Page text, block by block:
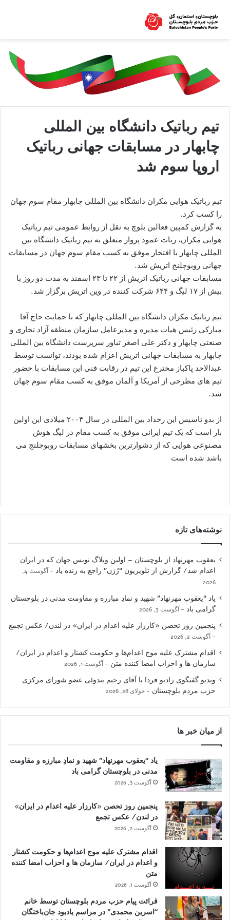
تیم رباتیک دانشگاه بین المللی
چابهار در مسابقات جهانی رباتیک
اروپا سوم شد
تیم رباتیک هوایی مکران دانشگاه بین المللی چابهار مقام سوم جهان
را کسب کرد.
به گزارش کمپین فعالین بلوچ به نقل از روابط عمومی تیم رباتیک
هوایی مکران، ربات عمود پرواز متعلق به تیم رباتیک دانشگاه بین
المللی چابهار با افتخار موفق به کسب مقام سوم جهان در مسابقات
جهانی روبوچلنج اتریش شد.
مسابقات جهانی رباتیک اتریش از ۲۲ تا ۲۳ اسفند به مدت دو روز با
بیش از ۱۷ لیگ و ۶۴۴ شرکت کننده در وین اتریش برگزار شد.
تیم رباتیک مکران دانشگاه بین المللی چابهار که با حمایت حاج آقا
مبارکی رئیس هیات مدیره و مدیرعامل سازمان منطقه آزاد تجاری و
صنعتی چابهار و دکتر علی اصغر تباور سرپرست دانشگاه بین المللی
چابهار به مسابقات جهانی اتریش اعزام شده بودند، توانست توسط
عبدالاحد پاکباز مخترع این تیم در رقابت فنی این مسابقات با حضور
تیم های مطرحی از آمریکا و آلمان موفق به کسب مقام سوم جهان
شد.
از بدو تاسیس این رخداد بین المللی در سال ۲۰۰۴ میلادی این اولین
بار است که یک تیم ایرانی موفق به کسب مقام در لیگ هوش
مصنوعی هوایی که از دشوارترین بخشهای مسابقات روبوچلنج می
باشد شده است
نوشته‌های تازه
یعقوب مهرنهاد از بلوچستان – اولین وبلاگ نویس جهان که در ایران
اعدام شد/ گزارش از تلویزیون “رُژن” راجع به زنده یاد
آگوست 4,
2026
یاد “یعقوب مهرنهاد” شهید و نمادِ مبارزه و مقاومت مدنی در بلوچستان
گرامی باد
آگوست 3, 2026
پنجمین روز تحصن «کارزار علیه اعدام در ایران» در لندن/ عکس تجمع
آگوست 2, 2026
اقدام مشترک علیه موج اعدام‌ها و حکومت کشتار و اعدام در ایران/
سازمان ها و احزاب امضا کننده متن
آگوست 1, 2026
ویدیو گفتگوی رادیو فردا با آقای رحیم بندوئی عضو شورای مرکزی
حزب مردم بلوچستان
جولای 28, 2026
از میان خبر ها
یاد “یعقوب مهرنهاد” شهید و نمادِ مبارزه و مقاومت
مدنی در بلوچستان گرامی باد
آگوست 3, 2026
پنجمین روز تحصن «کارزار علیه اعدام در ایران»
در لندن/ عکس تجمع
آگوست 2, 2026
اقدام مشترک علیه موج اعدام‌ها و حکومت کشتار
و اعدام در ایران/ سازمان ها و احزاب امضا کننده
متن
آگوست 1, 2026
قرائت پیام حزب مردم بلوچستان توسط خانم
“اسرین محمدی” در مراسم یادبود جان‌باختگان